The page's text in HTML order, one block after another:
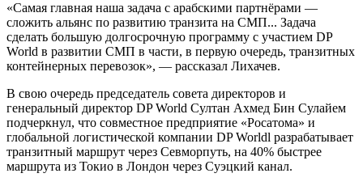
«Самая главная наша задача с арабскими партнёрами —
сложить альянс по развитию транзита на СМП... Задача
сделать большую долгосрочную программу с участием DP
World в развитии СМП в части, в первую очередь, транзитных
контейнерных перевозок», — рассказал Лихачев.
В свою очередь председатель совета директоров и
генеральный директор DP World Султан Ахмед Бин Сулайем
подчеркнул, что совместное предприятие «Росатома» и
глобальной логистической компании DP Worldl разрабатывает
транзитный маршрут через Севморпуть, на 40% быстрее
маршрута из Токио в Лондон через Суэцкий канал.